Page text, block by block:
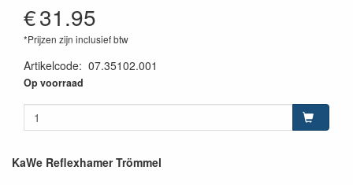
€31.95
*Prijzen zijn inclusief btw
Artikelcode: 07.35102.001
Op voorraad
KaWe Reflexhamer Trömmel